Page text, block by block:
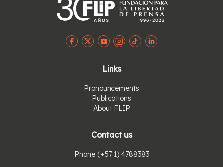
Links
Pronouncements
Publications
About FLIP
Contact us
Phone (+57 1) 4788383